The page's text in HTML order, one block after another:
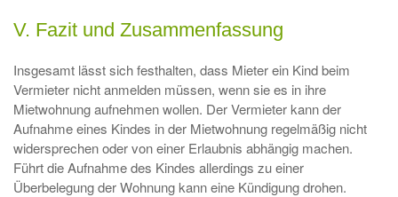
V. Fazit und Zusammenfassung
Insgesamt lässt sich festhalten, dass Mieter ein Kind beim
Vermieter nicht anmelden müssen, wenn sie es in ihre
Mietwohnung aufnehmen wollen. Der Vermieter kann der
Aufnahme eines Kindes in der Mietwohnung regelmäßig nicht
widersprechen oder von einer Erlaubnis abhängig machen.
Führt die Aufnahme des Kindes allerdings zu einer
Überbelegung der Wohnung kann eine Kündigung drohen.